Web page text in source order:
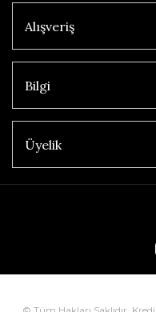
Alışveriş
Bilgi
Üyelik